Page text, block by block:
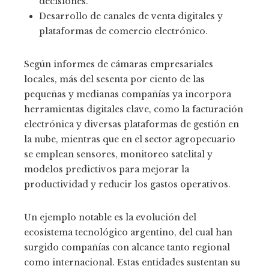
Desarrollo de canales de venta digitales y
plataformas de comercio electrónico.
Según informes de cámaras empresariales
locales, más del sesenta por ciento de las
pequeñas y medianas compañías ya incorpora
herramientas digitales clave, como la facturación
electrónica y diversas plataformas de gestión en
la nube, mientras que en el sector agropecuario
se emplean sensores, monitoreo satelital y
modelos predictivos para mejorar la
productividad y reducir los gastos operativos.
Un ejemplo notable es la evolución del
ecosistema tecnológico argentino, del cual han
surgido compañías con alcance tanto regional
como internacional. Estas entidades sustentan su